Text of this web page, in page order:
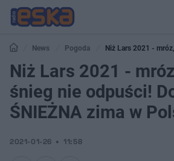
News Pogoda
Niż Lars 2021 -
kiedy ŚNIEŻNA zima w Polsce?
Niż Lars 2021 -
śnieg nie odpuści!
ŚNIEŻNA zima w
2021-01-26 11:58